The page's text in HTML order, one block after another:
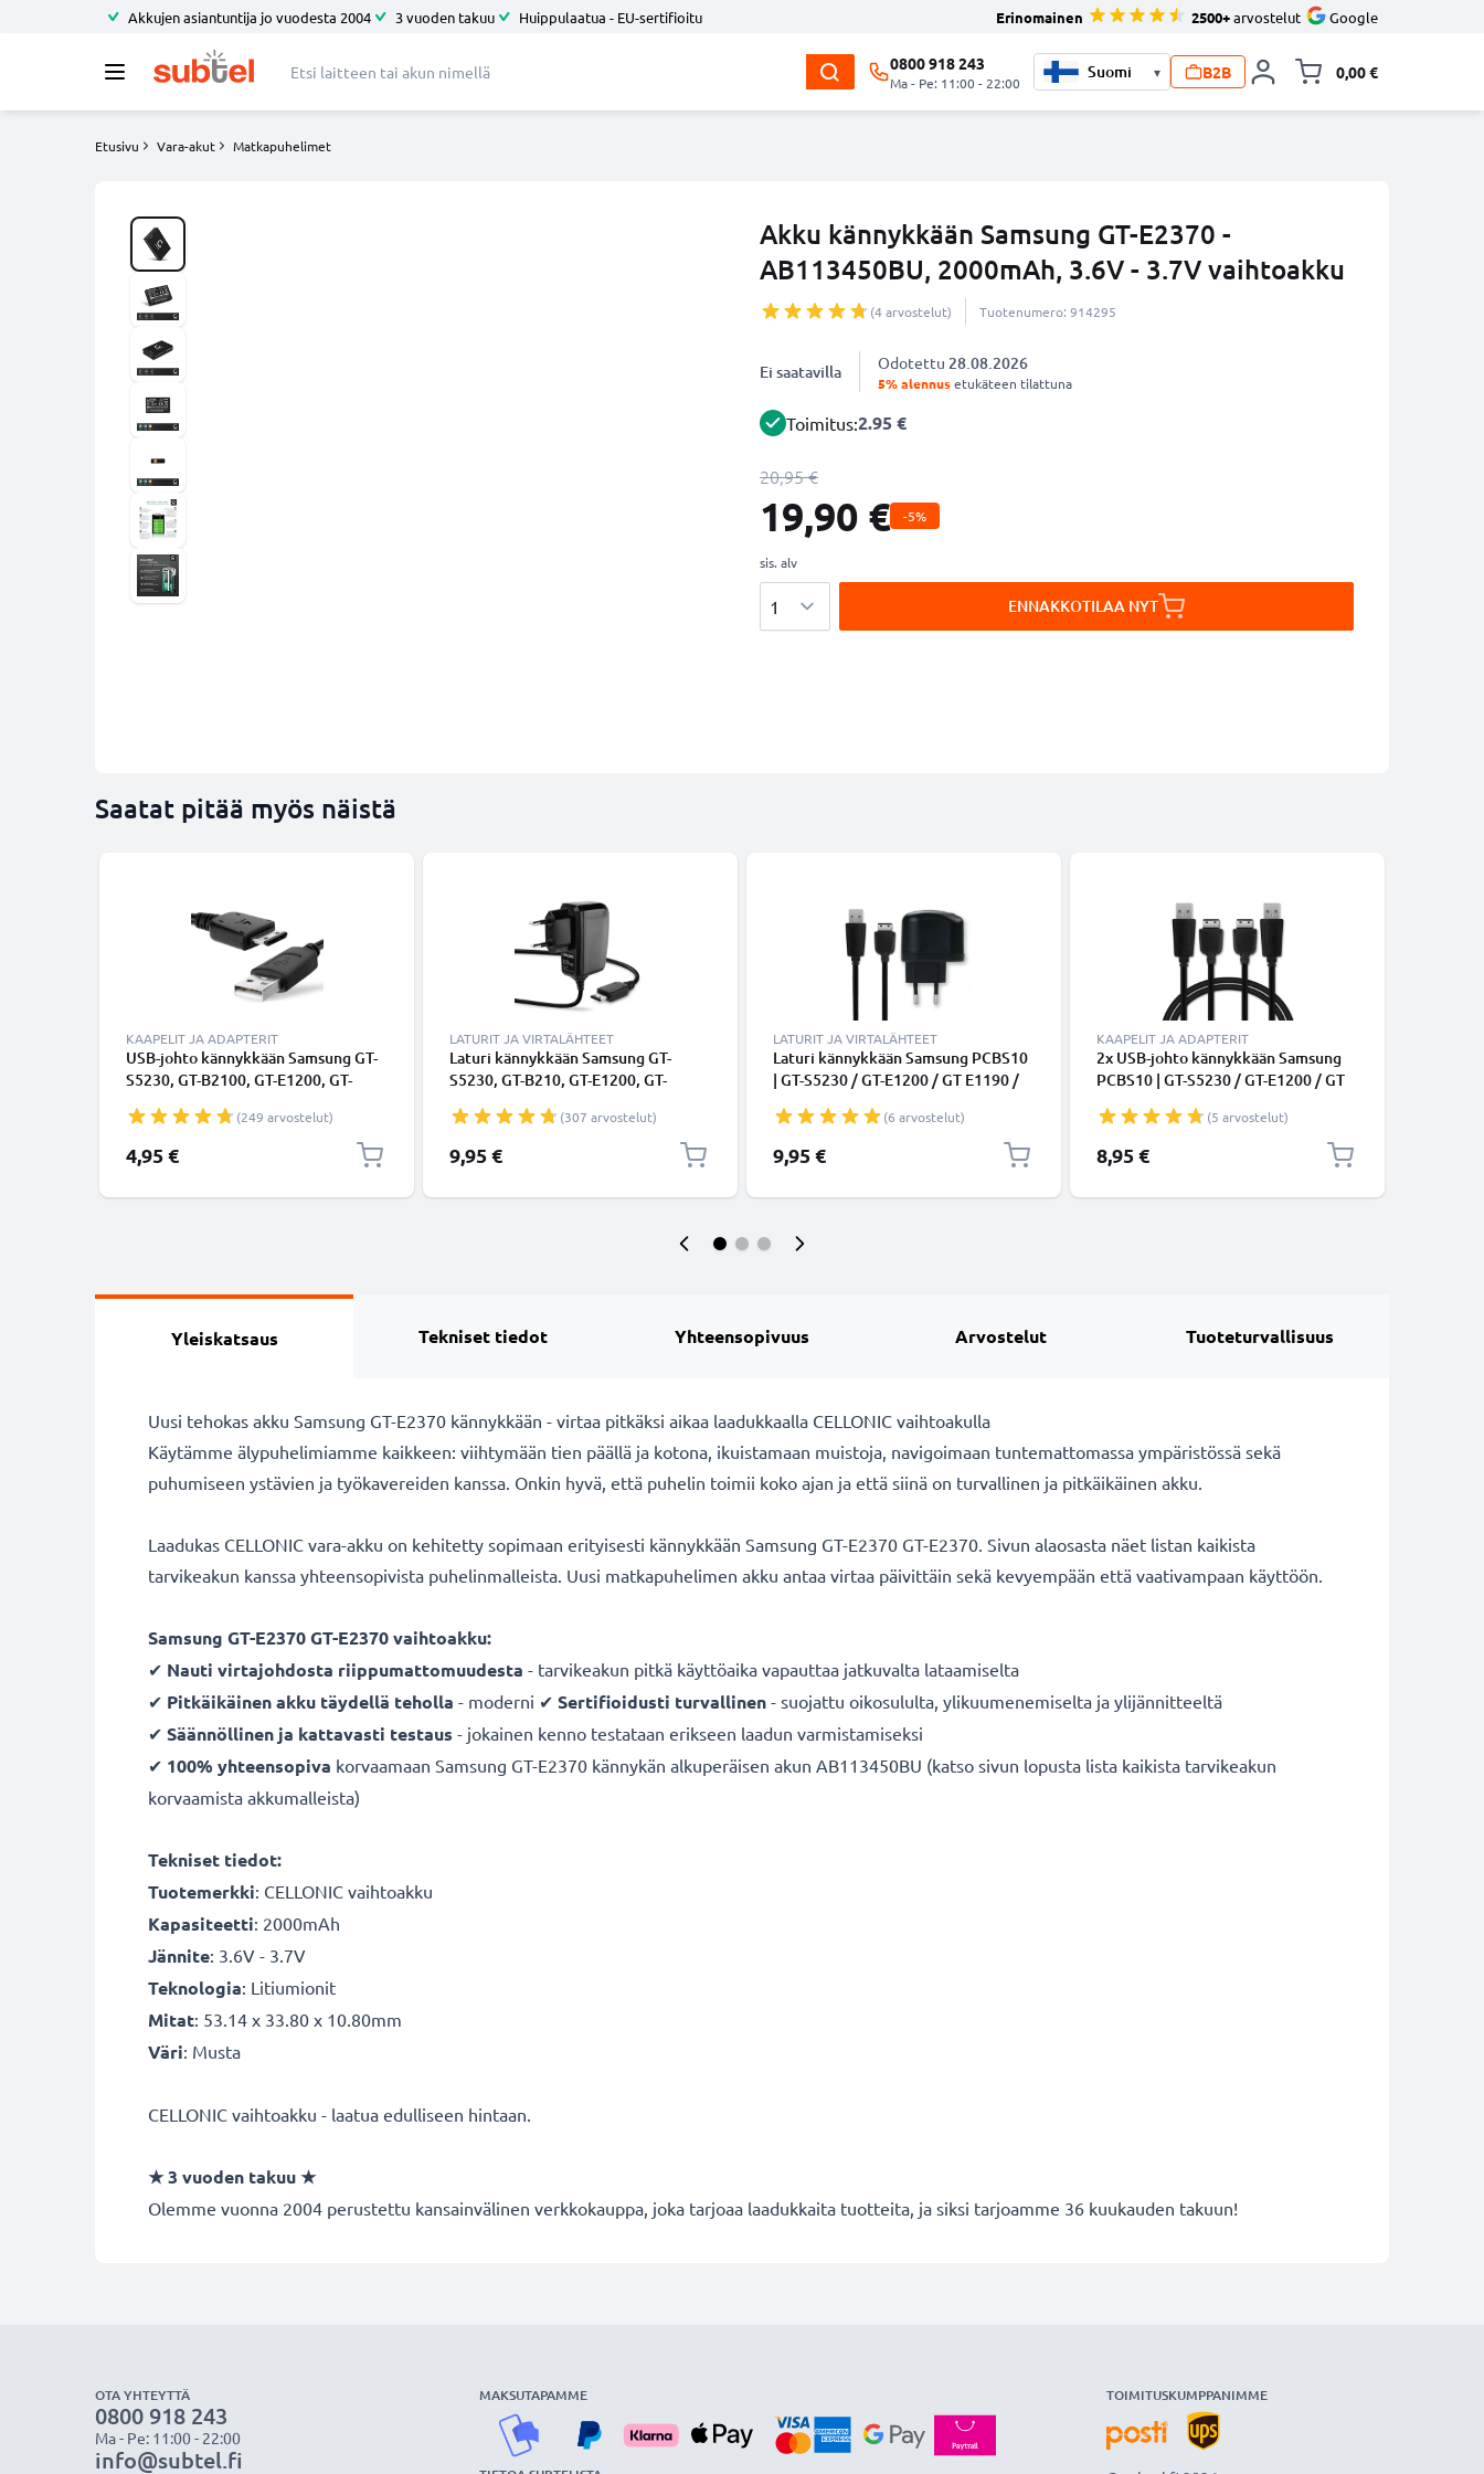
Akkujen asiantuntija jo vuodesta 2004 3 vuoden takuu Huippulaatua - EU-sertifioitu Erinomainen 2500+arvostelut Google
0800 918 243
Ma - Pe: 11:00 - 22:00
▾ B2B 0,00 €
Etusivu Vara-akut Matkapuhelimet
Akku kännykkään Samsung GT-E2370 -
AB113450BU, 2000mAh, 3.6V - 3.7V vaihtoakku
(4 arvostelut) Tuotenumero: 914295
Ei saatavilla Odotettu 28.08.2026
5% alennusetukäteen tilattuna
Toimitus:2.95 €
20,95 €
19,90 € -5%
sis. alv
ENNAKKOTILAA NYT
Saatat pitää myös näistä
KAAPELIT JA ADAPTERIT
USB-johto kännykkään Samsung GT-
S5230, GT-B2100, GT-E1200, GT-
Connector, , 1m latausjohto. Musta
PVC datakaapeli
(249 arvostelut)
4,95 €
LATURIT JA VIRTALÄHTEET
Laturi kännykkään Samsung GT-
S5230, GT-B210, GT-E1200, GT-
F480, SGH-P250 - 5W, 1A / 1000mA,
1.1m latausjohto, laturi
(307 arvostelut)
9,95 €
LATURIT JA VIRTALÄHTEET
Laturi kännykkään Samsung PCBS10
| GT-S5230 / GT-E1200 / GT E1190 /
5W, 1A / 1000mA, 1m latausjohto,
laturi
(6 arvostelut)
9,95 €
KAAPELIT JA ADAPTERIT
2x USB-johto kännykkään Samsung
PCBS10 | GT-S5230 / GT-E1200 / GT
Connector, , 1m latausjohto. Musta
datakaapeli
(5 arvostelut)
8,95 €
Yleiskatsaus Tekniset tiedot Yhteensopivuus Arvostelut Tuoteturvallisuus
Uusi tehokas akku Samsung GT-E2370 kännykkään - virtaa pitkäksi aikaa laadukkaalla CELLONIC vaihtoakulla
Käytämme älypuhelimiamme kaikkeen: viihtymään tien päällä ja kotona, ikuistamaan muistoja, navigoimaan tuntemattomassa ympäristössä sekä
puhumiseen ystävien ja työkavereiden kanssa. Onkin hyvä, että puhelin toimii koko ajan ja että siinä on turvallinen ja pitkäikäinen akku.
Laadukas CELLONIC vara-akku on kehitetty sopimaan erityisesti kännykkään Samsung GT-E2370 GT-E2370. Sivun alaosasta näet listan kaikista
tarvikeakun kanssa yhteensopivista puhelinmalleista. Uusi matkapuhelimen akku antaa virtaa päivittäin sekä kevyempään että vaativampaan käyttöön.
Samsung GT-E2370 GT-E2370 vaihtoakku:
✔ Nauti virtajohdosta riippumattomuudesta - tarvikeakun pitkä käyttöaika vapauttaa jatkuvalta lataamiselta
✔ Pitkäikäinenakku täydellä teholla - moderni ✔ Sertifioidusti turvallinen - suojattu oikosululta, ylikuumenemiselta ja ylijännitteeltä
✔ Säännöllinen ja kattavasti testaus - jokainen kenno testataan erikseen laadun varmistamiseksi
✔ 100% yhteensopiva korvaamaan Samsung GT-E2370 kännykän alkuperäisen akun AB113450BU (katso sivun lopusta lista kaikista tarvikeakun
korvaamista akkumalleista)
Tekniset tiedot:
Tuotemerkki: CELLONIC vaihtoakku
Kapasiteetti: 2000mAh
Jännite: 3.6V - 3.7V
Teknologia: Litiumionit
Mitat: 53.14 x 33.80 x 10.80mm
Väri: Musta
CELLONIC vaihtoakku - laatua edulliseen hintaan.
★3 vuoden takuu★
Olemme vuonna 2004 perustettu kansainvälinen verkkokauppa, joka tarjoaa laadukkaita tuotteita, ja siksi tarjoamme 36 kuukauden takuun!
OTA YHTEYTTÄ
0800 918 243
Ma - Pe: 11:00 - 22:00
info@subtel.fi
MAKSUTAPAMME TOIMITUSKUMPPANIMME